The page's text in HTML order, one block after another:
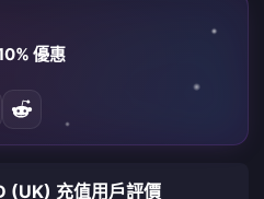
優惠
(UK) 充值用戶評價